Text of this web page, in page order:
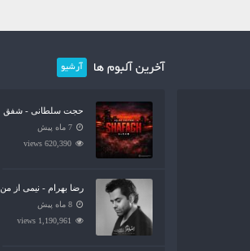
آخرین آلبوم ها آرشیو
حجت سلطانی - شفق
7 ماه پیش
620,390 views
رضا بهرام - نیمی از من
8 ماه پیش
1,190,961 views